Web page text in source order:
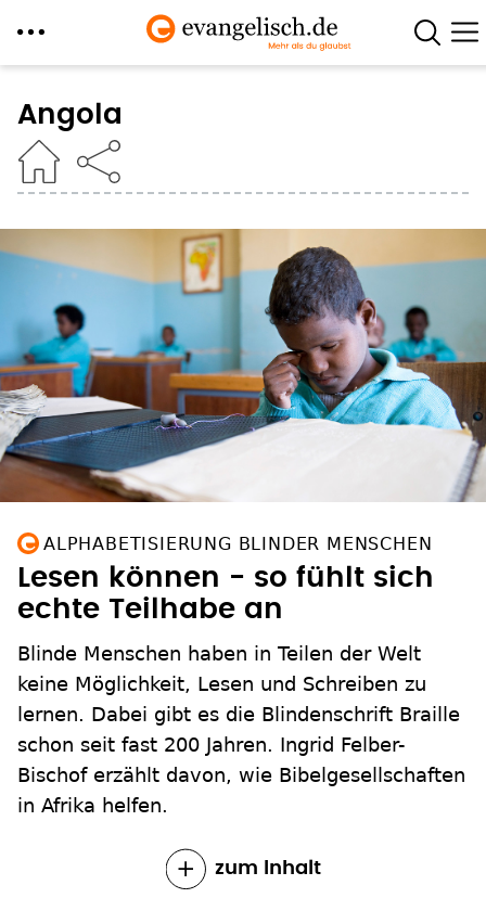
zum
Inhalt
Angola
ALPHABETISIERUNG BLINDER MENSCHEN
Lesen können - so fühlt sich
echte Teilhabe an
Blinde Menschen haben in Teilen der Welt
keine Möglichkeit, Lesen und Schreiben zu
lernen. Dabei gibt es die Blindenschrift Braille
schon seit fast 200 Jahren. Ingrid Felber-
Bischof erzählt davon, wie Bibelgesellschaften
in Afrika helfen.
zum Inhalt